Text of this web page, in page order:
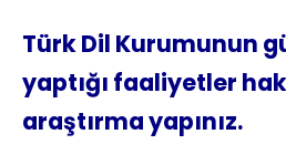
Türk Dil Kurumunun
yaptığı faaliyetler
araştırma yapınız.